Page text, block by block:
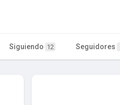
Siguiendo 12 Seguidores